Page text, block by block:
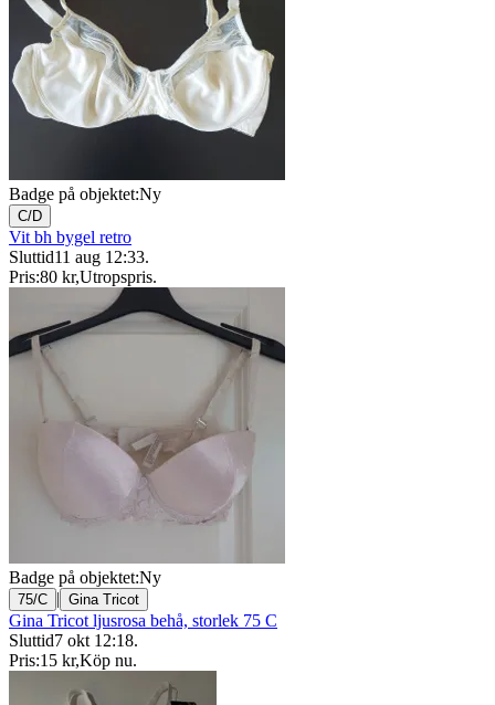
Badge på objektet:Ny
C/D
Vit bh bygel retro
Sluttid11 aug 12:33.
Pris:80 kr,Utropspris.
Badge på objektet:Ny
75/C | Gina Tricot
Gina Tricot ljusrosa behå, storlek 75 C
Sluttid7 okt 12:18.
Pris:15 kr,Köp nu.